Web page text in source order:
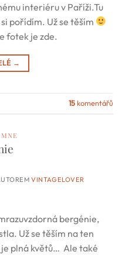
interiéru v Paříži.Tu
pořídím. Už se těším
fotek je zde.
→
15komentářů
MNE
VINTAGELOVER
bergénie,
Už se těším na ten
plná květů… Ale také